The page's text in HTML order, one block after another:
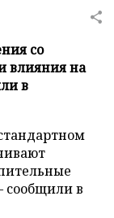
со
влияния на
в
сообщили в